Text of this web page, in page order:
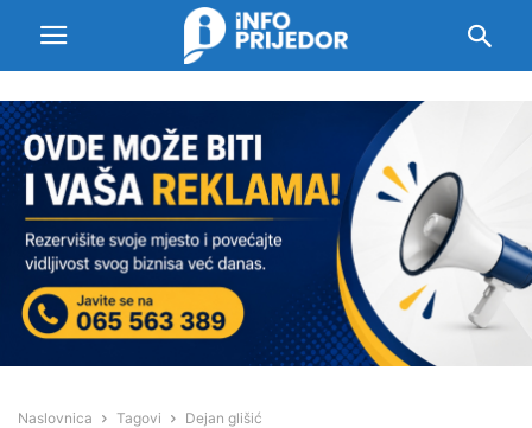
Naslovnica Tagovi Dejan glišić